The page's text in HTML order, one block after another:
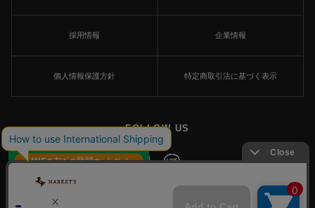
×
採用情報 企業情報
個人情報保護方針 特定商取引法に基づく表示
FOLLOW US